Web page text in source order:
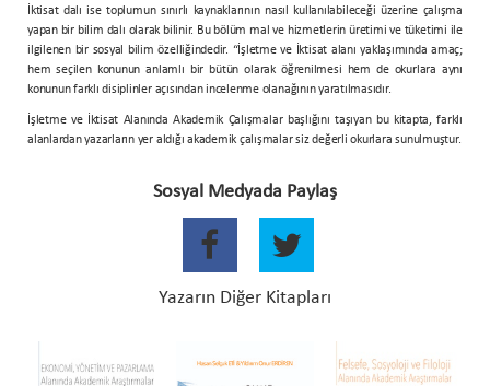
İktisat dalı ise toplumun sınırlı kaynaklarının nasıl kullanılabileceği üzerine çalışma
yapan bir bilim dalı olarak bilinir. Bu bölüm mal ve hizmetlerin üretimi ve tüketimi ile
ilgilenen bir sosyal bilim özelliğindedir. “İşletme ve İktisat alanı yaklaşımında amaç;
hem seçilen konunun anlamlı bir bütün olarak öğrenilmesi hem de okurlara aynı
konunun farklı disiplinler açısından incelenme olanağının yaratılmasıdır.
İşletme ve İktisat Alanında Akademik Çalışmalar başlığını taşıyan bu kitapta, farklı
alanlardan yazarların yer aldığı akademik çalışmalar siz değerli okurlara sunulmuştur.
Sosyal Medyada Paylaş
Yazarın Diğer Kitapları